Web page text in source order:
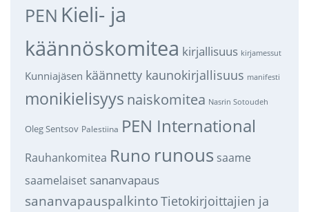
PEN Kieli- ja
käännöskomitea kirjallisuus kirjamessut
Kunniajäsen käännetty kaunokirjallisuus manifesti
monikielisyys naiskomitea Nasrin Sotoudeh
Oleg Sentsov Palestiina PEN International
Rauhankomitea Runo runous saame
saamelaiset sananvapaus
sananvapauspalkintoTietokirjoittajien ja